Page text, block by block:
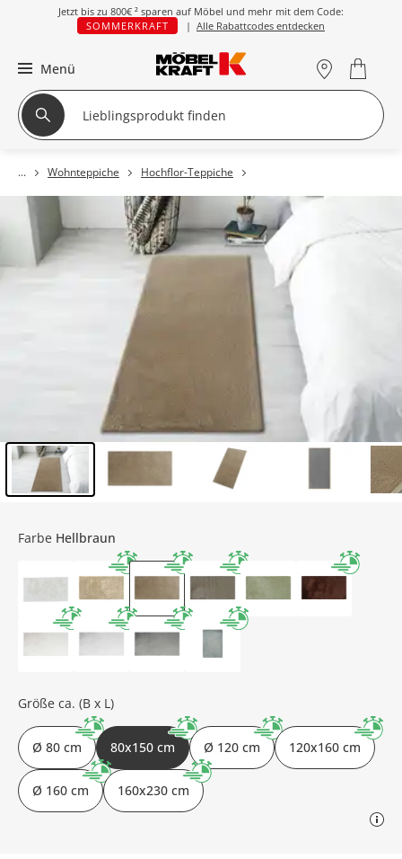
Jetzt bis zu 800€ ² sparen auf Möbel und mehr mit dem Code:
SOMMERKRAFT
| Alle Rabattcodes entdecken
Menü
Wohnteppiche Hochflor-Teppiche
Farbe Hellbraun
Größe ca. (B x L)
Ø 80 cm 80x150 cm Ø 120 cm 120x160 cm
Ø 160 cm 160x230 cm